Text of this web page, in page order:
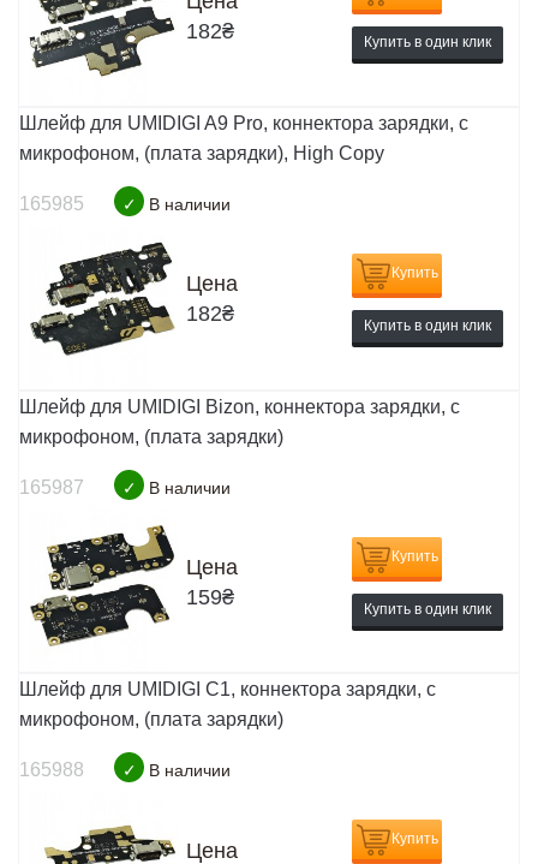
182₴ Купить в один клик
Шлейф для UMIDIGI A9 Pro, коннектора зарядки, с
микрофоном, (плата зарядки), High Copy
165985 ✓ В наличии
Цена
182₴
Купить
Купить в один клик
Шлейф для UMIDIGI Bizon, коннектора зарядки, с
микрофоном, (плата зарядки)
165987 ✓ В наличии
Цена
159₴
Купить
Купить в один клик
Шлейф для UMIDIGI C1, коннектора зарядки, с
микрофоном, (плата зарядки)
165988 ✓ В наличии
Цена
Купить